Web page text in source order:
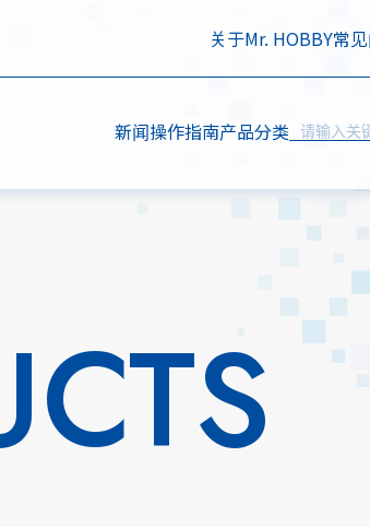
关于Mr. HOBBY常
新闻操作指南产品分类